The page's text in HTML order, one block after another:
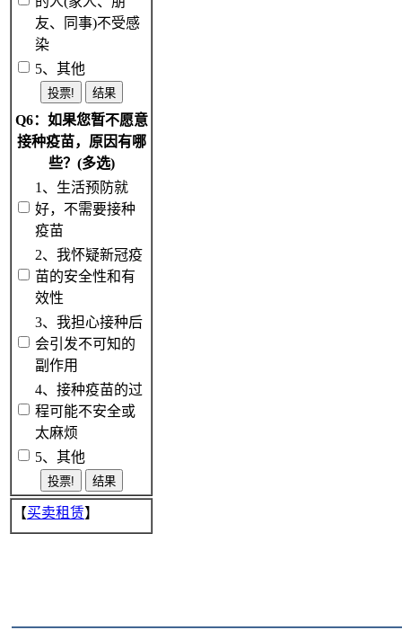
友、同事)不受感
染
5、其他
Q6：如果您暂不愿意
接种疫苗，原因有哪
些？(多选)
1、生活预防就
好，不需要接种
疫苗
2、我怀疑新冠疫
苗的安全性和有
效性
3、我担心接种后
会引发不可知的
副作用
4、接种疫苗的过
程可能不安全或
太麻烦
5、其他
【买卖租赁】